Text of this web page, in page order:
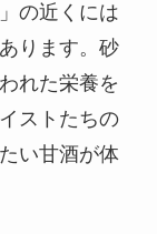
の近くには
ります。砂
れた栄養を
ストたちの
い甘酒が体